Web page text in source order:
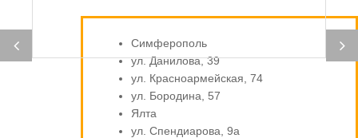
Симферополь
ул. Данилова, 39
ул. Красноармейская, 74
ул. Бородина, 57
Ялта
ул. Спендиарова, 9а